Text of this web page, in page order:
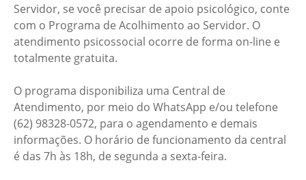
Servidor, se você precisar de apoio psicológico, conte
com o Programa de Acolhimento ao Servidor. O
atendimento psicossocial ocorre de forma on-line e
totalmente gratuita.
O programa disponibiliza uma Central de
Atendimento, por meio do WhatsApp e/ou telefone
(62) 98328-0572, para o agendamento e demais
informações. O horário de funcionamento da central
é das 7h às 18h, de segunda a sexta-feira.